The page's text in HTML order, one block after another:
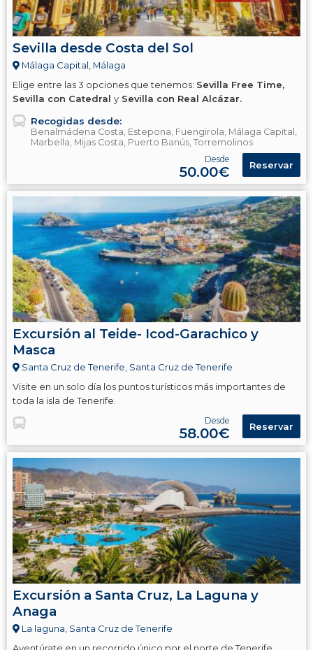
Sevilla desde Costa del Sol
Málaga Capital, Málaga
Elige entre las 3 opciones que tenemos: Sevilla Free Time,
Sevilla con Catedral y Sevilla con Real Alcázar.
Recogidas desde:
Benalmádena Costa, Estepona, Fuengirola, Málaga Capital,
Marbella, Mijas Costa, Puerto Banús, Torremolinos
Desde
50.00€ Reservar
Excursión al Teide- Icod-Garachico y
Masca
Santa Cruz de Tenerife, Santa Cruz de Tenerife
Visite en un solo día los puntos turísticos más importantes de
toda la isla de Tenerife.
Desde
58.00€ Reservar
Excursión a Santa Cruz, La Laguna y
Anaga
La laguna, Santa Cruz de Tenerife